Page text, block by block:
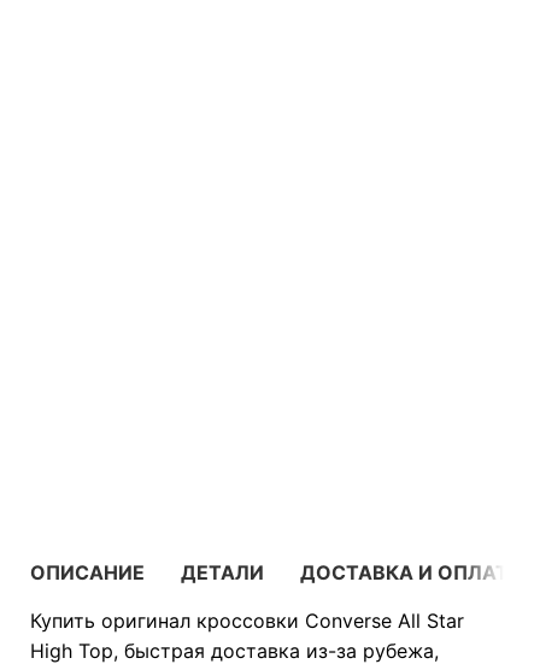
ОПИСАНИЕ ДЕТАЛИ
ДОСТАВКА И ОПЛАТА
Купить оригинал кроссовки Converse All Star
High Top, быстрая доставка из-за рубежа,